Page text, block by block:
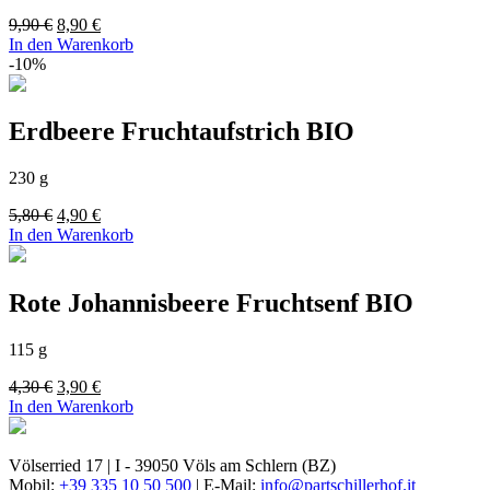
9,90€ Ursprünglicher
Preis
8,90 €Aktueller
Preis
In den Warenkorb
-10%
Erdbeere Fruchtaufstrich BIO
230 g
5,80€ Ursprünglicher
Preis
4,90 €Aktueller
Preis
In den Warenkorb
Rote Johannisbeere Fruchtsenf BIO
115 g
4,30€ Ursprünglicher
Preis
3,90 €Aktueller
Preis
In den Warenkorb
Völserried 17 | I - 39050 Völs am Schlern (BZ)
Mobil: +39 335 10 50 500 | E-Mail: info@partschillerhof.it